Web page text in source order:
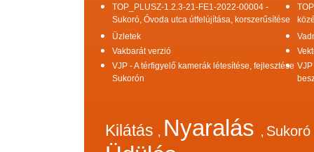
TOP_PLUSZ-1.2.3-21-FE1-2022-00004 -
Sukoró, Óvoda utca útfelújítása, korszerűsítése
Üzletek
Vakbarát verzió
VJP - A térfigyelő kamerák létesítése, fejlesztése
Sukorón
Kilátás , Nyaralás , Sukoró